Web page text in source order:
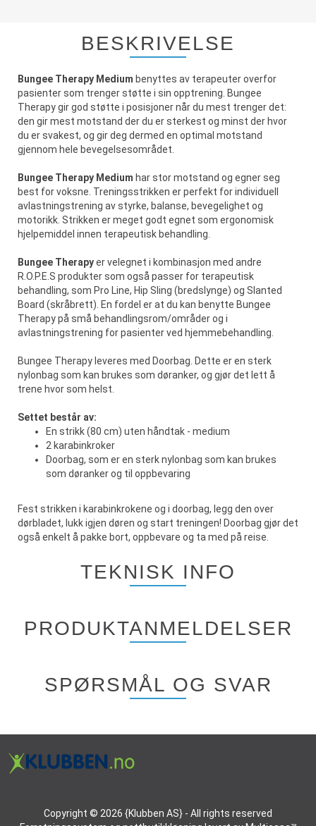
BESKRIVELSE
Bungee Therapy Medium benyttes av terapeuter overfor
pasienter som trenger støtte i sin opptrening. Bungee
Therapy gir god støtte i posisjoner når du mest trenger det:
den gir mest motstand der du er sterkest og minst der hvor
du er svakest, og gir deg dermed en optimal motstand
gjennom hele bevegelsesområdet.
Bungee Therapy Medium har stor motstand og egner seg
best for voksne. Treningsstrikken er perfekt for individuell
avlastningstrening av styrke, balanse, bevegelighet og
motorikk. Strikken er meget godt egnet som ergonomisk
hjelpemiddel innen terapeutisk behandling.
Bungee Therapyer velegnet i kombinasjon med andre
R.O.P.E.S produkter som også passer for terapeutisk
behandling, som Pro Line, Hip Sling (bredslynge) og Slanted
Board (skråbrett). En fordel er at du kan benytte Bungee
Therapy på små behandlingsrom/områder og i
avlastningstrening for pasienter ved hjemmebehandling.
Bungee Therapy leveres med Doorbag. Dette er en sterk
nylonbag som kan brukes som døranker, og gjør det lett å
trene hvor som helst.
Settet består av:
En strikk (80 cm) uten håndtak - medium
2 karabinkroker
Doorbag, som er en sterk nylonbag som kan brukes
som døranker og til oppbevaring
Fest strikken i karabinkrokene og i doorbag, legg den over
dørbladet, lukk igjen døren og start treningen! Doorbag gjør det
også enkelt å pakke bort, oppbevare og ta med på reise.
TEKNISK INFO
PRODUKTANMELDELSER
SPØRSMÅL OG SVAR
Copyright © 2026 {Klubben AS} - All rights reserved